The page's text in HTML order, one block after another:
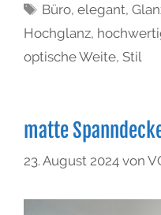
Büro,elegant,
Hochglanz,
optische Weite, Stil
matte
23. August 2024 von